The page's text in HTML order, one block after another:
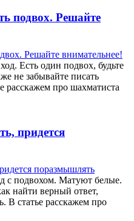
подвох. Решайте
Есть один подвох, будьте
не забывайте писать
расскажем про шахматиста
придется
с подвохом. Матуют белые.
найти верный ответ,
В статье расскажем про